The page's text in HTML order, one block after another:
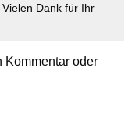
Dank für Ihr
oder